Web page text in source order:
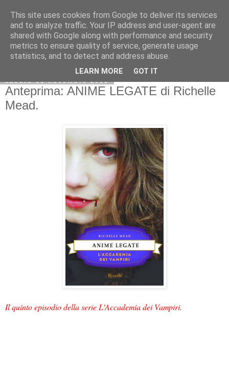
sabato 16 novembre 2013
Anteprima: ANIME LEGATE di Richelle
Mead.
Il quinto episodio della serie L'Accademia dei Vampiri.
This site uses cookies from Google to deliver its services
and to analyze traffic. Your IP address and user-agent are
shared with Google along with performance and security
metrics to ensure quality of service, generate usage
statistics, and to detect and address abuse.
LEARN MORE GOT IT